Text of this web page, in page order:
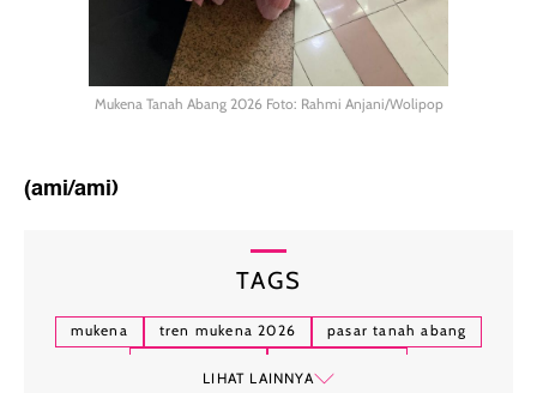
Mukena Tanah Abang 2026 Foto: Rahmi Anjani/Wolipop
(ami/ami)
TAGS
mukena tren mukena 2026
pasar tanah abang
LIHAT LAINNYA